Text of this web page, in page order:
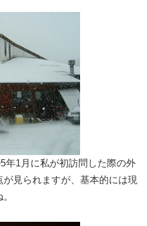
年1月に私が初訪問した際の外
見られますが、基本的には現